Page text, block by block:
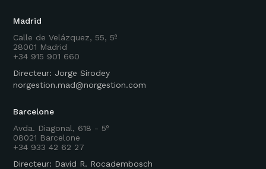
Madrid
Calle de Velázquez, 55, 5º
28001 Madrid
+34 915 901 660
Directeur: Jorge Sirodey
norgestion.mad@norgestion.com
Barcelone
Avda. Diagonal, 618 - 5º
08021 Barcelone
+34 933 42 62 27
Directeur: David R. Rocadembosch